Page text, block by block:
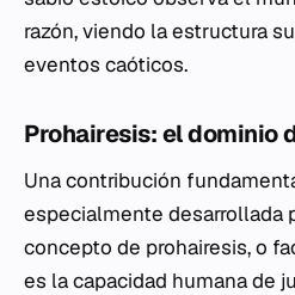
razón, viendo la estructura
eventos caóticos.
Prohairesis: el dominio
Una contribución
especialmente desarrollada
concepto de prohairesis, o
es la capacidad humana de